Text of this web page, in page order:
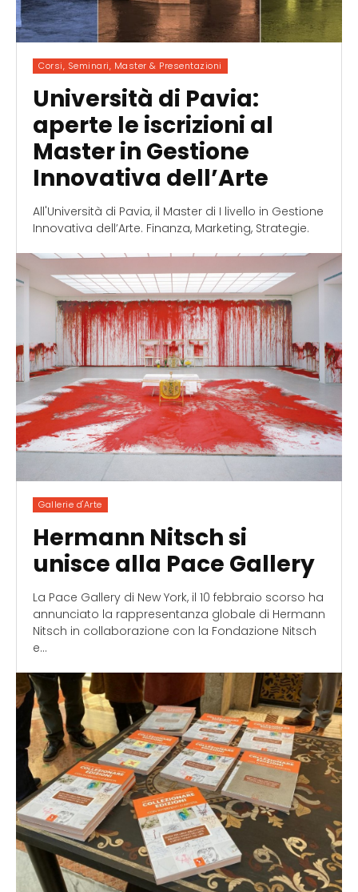
Corsi, Seminari, Master & Presentazioni
Università di Pavia:
aperte le iscrizioni al
Master in Gestione
Innovativa dell’Arte
All'Università di Pavia, il Master di I livello in Gestione
Innovativa dell’Arte. Finanza, Marketing, Strategie.
Gallerie d'Arte
Hermann Nitsch si
unisce alla Pace Gallery
La Pace Gallery di New York, il 10 febbraio scorso ha
annunciato la rappresentanza globale di Hermann
Nitsch in collaborazione con la Fondazione Nitsch
e...